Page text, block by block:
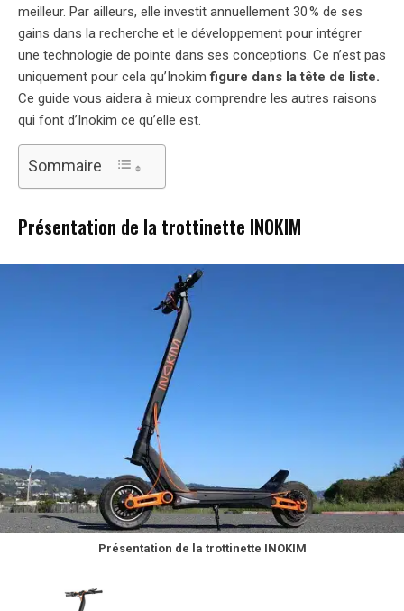
meilleur. Par ailleurs, elle investit annuellement 30 % de ses
gains dans la recherche et le développement pour intégrer
une technologie de pointe dans ses conceptions. Ce n’est pas
uniquement pour cela qu’Inokimfigure dans la tête de liste.
Ce guide vous aidera à mieux comprendre les autres raisons
qui font d’Inokim ce qu’elle est.
Sommaire
Présentation de la trottinette INOKIM
Présentation de la trottinette INOKIM